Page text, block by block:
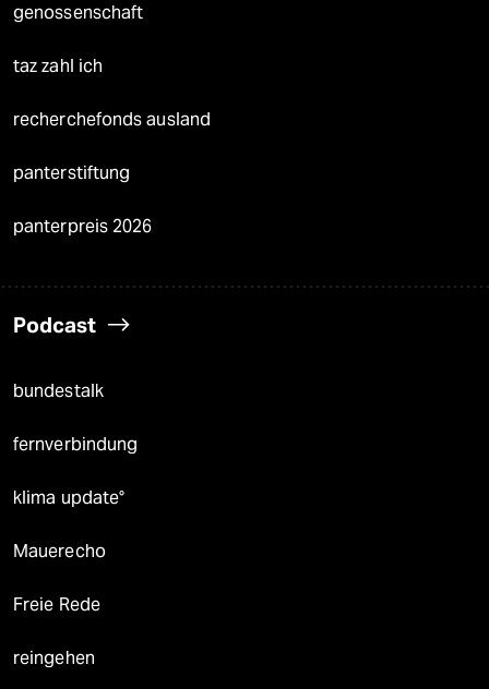
genossenschaft
taz zahl ich
recherchefonds ausland
panterstiftung
panterpreis 2026
Podcast
bundestalk
fernverbindung
klima update°
Mauerecho
Freie Rede
reingehen